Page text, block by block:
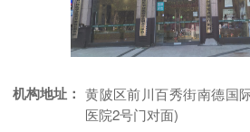
机构地址： 黄陂区前川百秀街南德国
医院2号门对面)